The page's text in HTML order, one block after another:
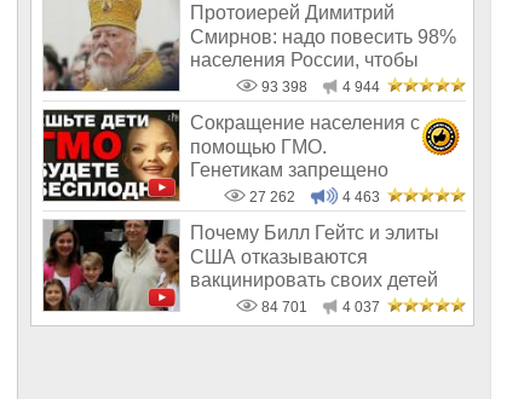
Протоиерей Димитрий
Смирнов: надо повесить 98%
населения России, чтобы
восторжество
93 398 4 944
Сокращение населения с
помощью ГМО.
Генетикам запрещено
говорить правду о трансгенн
27 262 4 463
Почему Билл Гейтс и элиты
США отказываются
вакцинировать своих детей
84 701 4 037